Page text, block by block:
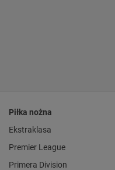
Piłka nożna
Ekstraklasa
Premier League
Primera Division